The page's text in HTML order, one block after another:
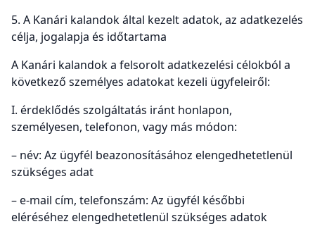
5. A Kanári kalandok által kezelt adatok, az adatkezelés
célja, jogalapja és időtartama
A Kanári kalandok a felsorolt adatkezelési célokból a
következő személyes adatokat kezeli ügyfeleiről:
I. érdeklődés szolgáltatás iránt honlapon,
személyesen, telefonon, vagy más módon:
– név: Az ügyfél beazonosításához elengedhetetlenül
szükséges adat
– e-mail cím, telefonszám: Az ügyfél későbbi
eléréséhez elengedhetetlenül szükséges adatok